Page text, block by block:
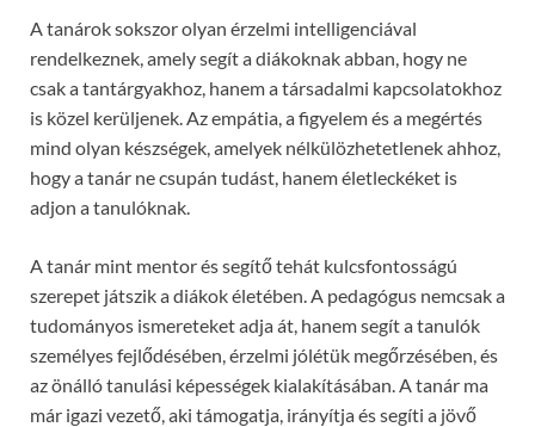
A tanárok sokszor olyan érzelmi intelligenciával
rendelkeznek, amely segít a diákoknak abban, hogy ne
csak a tantárgyakhoz, hanem a társadalmi kapcsolatokhoz
is közel kerüljenek. Az empátia, a figyelem és a megértés
mind olyan készségek, amelyek nélkülözhetetlenek ahhoz,
hogy a tanár ne csupán tudást, hanem életleckéket is
adjon a tanulóknak.
A tanár mint mentor és segítő tehát kulcsfontosságú
szerepet játszik a diákok életében. A pedagógus nemcsak a
tudományos ismereteket adja át, hanem segít a tanulók
személyes fejlődésében, érzelmi jólétük megőrzésében, és
az önálló tanulási képességek kialakításában. A tanár ma
már igazi vezető, aki támogatja, irányítja és segíti a jövő